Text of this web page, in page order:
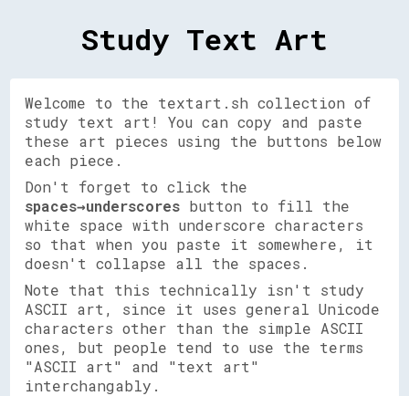
Study Text Art
Welcome to the textart.sh collection of
study text art! You can copy and paste
these art pieces using the buttons below
each piece.
Don't forget to click the
spaces→underscores button to fill the
white space with underscore characters
so that when you paste it somewhere, it
doesn't collapse all the spaces.
Note that this technically isn't study
ASCII art, since it uses general Unicode
characters other than the simple ASCII
ones, but people tend to use the terms
"ASCII art" and "text art"
interchangably.